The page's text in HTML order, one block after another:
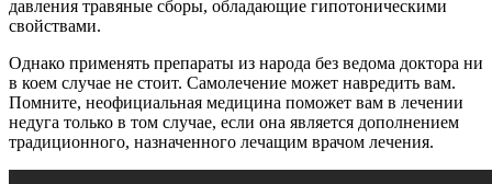
давления травяные сборы, обладающие гипотоническими
свойствами.
Однако применять препараты из народа без ведома доктора ни
в коем случае не стоит. Самолечение может навредить вам.
Помните, неофициальная медицина поможет вам в лечении
недуга только в том случае, если она является дополнением
традиционного, назначенного лечащим врачом лечения.